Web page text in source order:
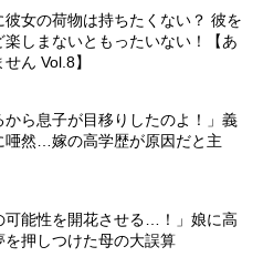
女の荷物は持ちたくない？ 彼を
しまないともったいない！【あ
ん Vol.8】
から息子が目移りしたのよ！」義
唖然…嫁の高学歴が原因だと主
可能性を開花させる…！」娘に高
を押しつけた母の大誤算